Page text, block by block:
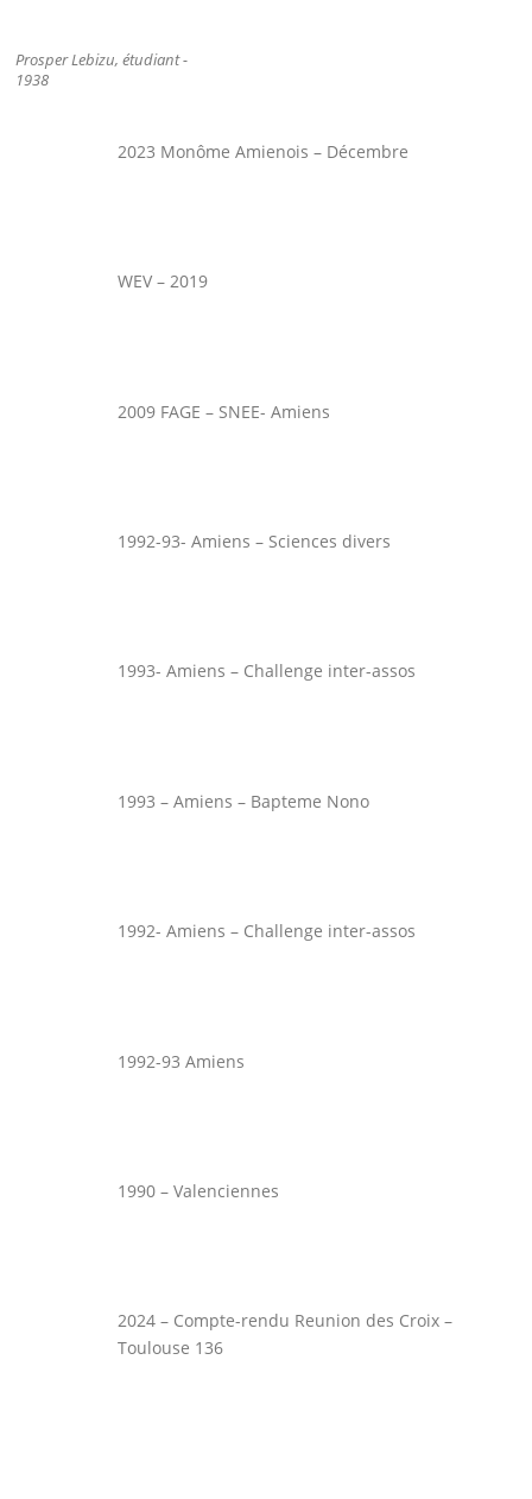
Prosper Lebizu, étudiant -
1938
2023 Monôme Amienois – Décembre
WEV – 2019
2009 FAGE – SNEE- Amiens
1992-93- Amiens – Sciences divers
1993- Amiens – Challenge inter-assos
1993 – Amiens – Bapteme Nono
1992- Amiens – Challenge inter-assos
1992-93 Amiens
1990 – Valenciennes
2024 – Compte-rendu Reunion des Croix –
Toulouse 136